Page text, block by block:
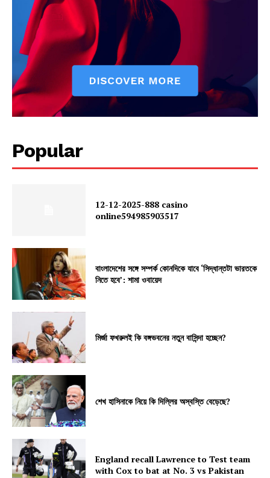
Popular
12-12-2025-888 casino
online594985903517
বাংলাদেশের সঙ্গে সম্পর্ক কোনদিকে যাবে ‘সিদ্ধান্তটা ভারতকে
নিতে হবে’: শামা ওবায়েদ
মির্জা ফখরুলই কি বঙ্গভবনের নতুন বাসিন্দা হচ্ছেন?
শেখ হাসিনাকে নিয়ে কি দিল্লির অস্বস্তি বেড়েছে?
England recall Lawrence to Test team
with Cox to bat at No. 3 vs Pakistan